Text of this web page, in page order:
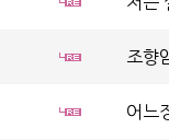
조향
어느